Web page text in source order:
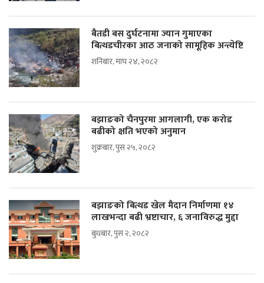
बैतडी बस दुर्घटनामा ज्यान गुमाएका
बित्थडचीरका आठ जनाको सामूहिक अन्त्येष्टि
शनिबार, माघ २४, २०८२
बझाङको चैनपुरमा आगलागी, एक करोड
बढीको क्षति भएको अनुमान
शुक्रबार, पुस २५, २०८२
बझाङको बित्थड खेल मैदान निर्माणमा १४
लाखभन्दा बढी भ्रष्टाचार, ६ जनाविरुद्ध मुद्दा
बुधबार, पुस २, २०८२